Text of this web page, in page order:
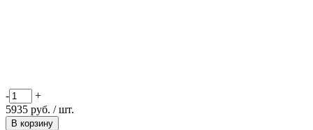
-
+
5935 руб. / шт.
В корзину